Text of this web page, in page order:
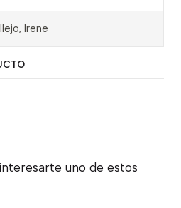
Irene
uno de estos